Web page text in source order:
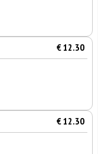
€ 12.30
€ 12.30